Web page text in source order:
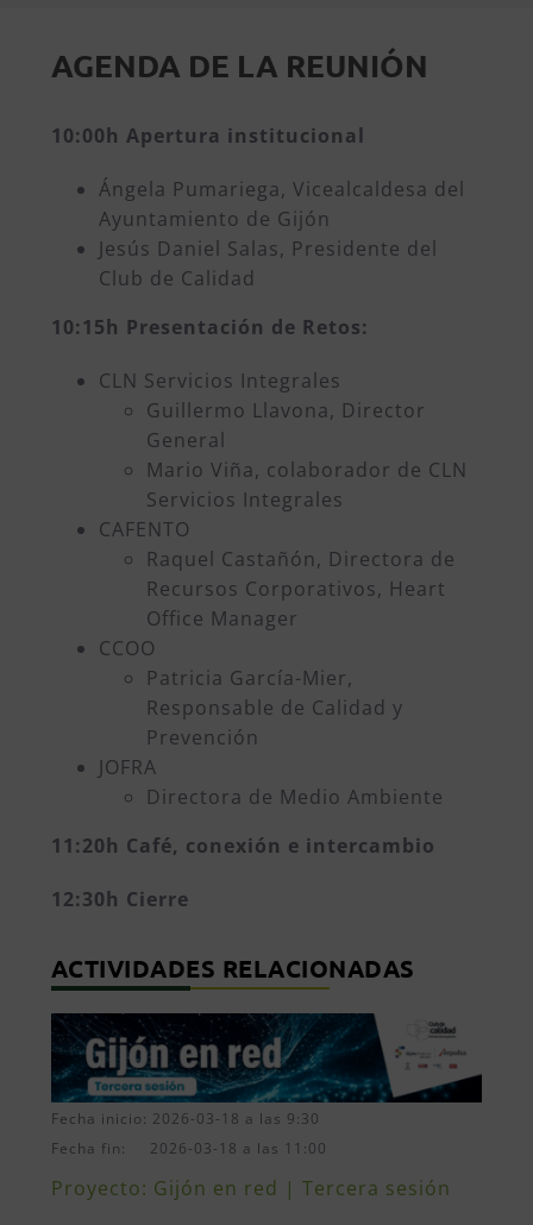
AGENDA DE LA REUNIÓN
10:00h Apertura institucional
Ángela Pumariega, Vicealcaldesa del
Ayuntamiento de Gijón
Jesús Daniel Salas, Presidente del
Club de Calidad
10:15h Presentación de Retos:
CLN Servicios Integrales
Guillermo Llavona, Director
General
Mario Viña, colaborador de CLN
Servicios Integrales
CAFENTO
Raquel Castañón, Directora de
Recursos Corporativos, Heart
Office Manager
CCOO
Patricia García-Mier,
Responsable de Calidad y
Prevención
JOFRA
Directora de Medio Ambiente
11:20h Café, conexión e intercambio
12:30h Cierre
ACTIVIDADES RELACIONADAS
Fecha inicio: 2026-03-18 a las 9:30
Fecha fin: 2026-03-18 a las 11:00
Proyecto: Gijón en red | Tercera sesión